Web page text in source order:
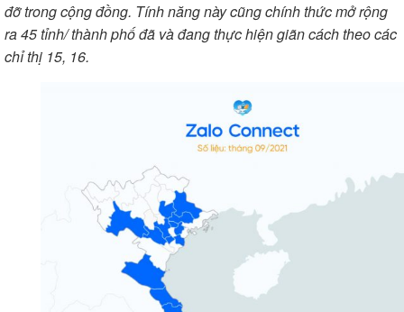
đỡ trong cộng đồng. Tính năng này cũng chính thức mở rộng
ra 45 tỉnh/ thành phố đã và đang thực hiện giãn cách theo các
chỉ thị 15, 16.